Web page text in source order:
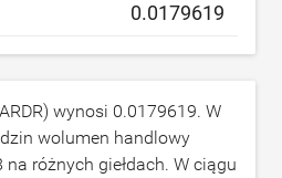
wynosi 0.0179619. W
wolumen handlowy
na różnych giełdach. W ciągu